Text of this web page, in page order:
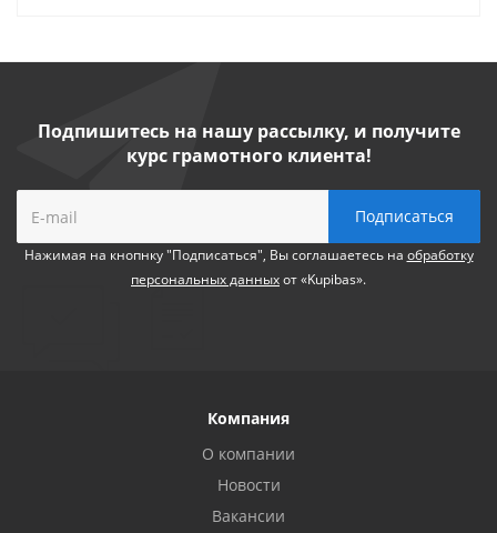
Подпишитесь на нашу рассылку, и получите
курс грамотного клиента!
Нажимая на кнопнку "Подписаться", Вы соглашаетесь на обработку
персональных данныхот «Kupibas».
Компания
О компании
Новости
Вакансии